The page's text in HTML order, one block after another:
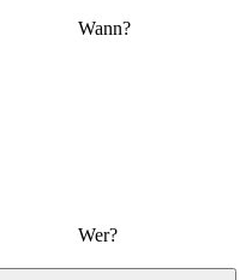
Wann?
Wer?